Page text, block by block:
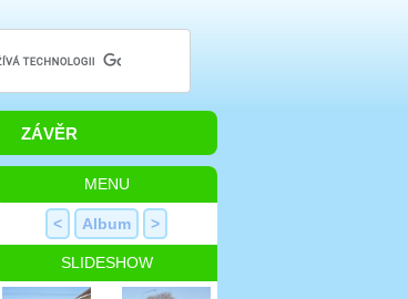
ZÁVĚR
MENU
< Album >
SLIDESHOW